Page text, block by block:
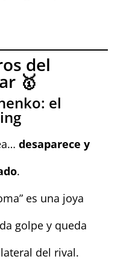
del
🥇
el
desaparece y
.
es una joya
golpe y queda
del rival.